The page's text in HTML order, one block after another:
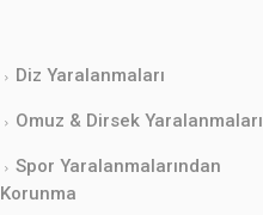
Diz Yaralanmaları
Omuz & Dirsek Yaralanmaları
Spor Yaralanmalarından
Korunma